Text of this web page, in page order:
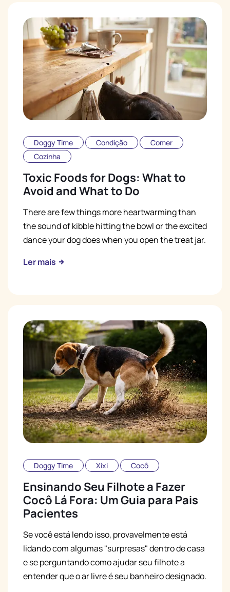
Doggy Time Condição
Comer
Cozinha
Toxic Foods for Dogs: What to
Avoid and What to Do
There are few things more heartwarming than
the sound of kibble hitting the bowl or the excited
dance your dog does when you open the treat jar.
Ler mais
Doggy Time Xixi Cocô
Ensinando Seu Filhote a Fazer
Cocô Lá Fora: Um Guia para Pais
Pacientes
Se você está lendo isso, provavelmente está
lidando com algumas "surpresas" dentro de casa
e se perguntando como ajudar seu filhote a
entender que o ar livre é seu banheiro designado.